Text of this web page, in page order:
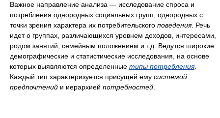
Важное направление анализа — исследование спроса и
потребления однородных социальных групп, однородных с
точки зрения характера их потребительского поведения. Речь
идет о группах, различающихся уровнем доходов, интересами,
родом занятий, семейным положением и т.д. Ведутся широкие
демографические и статистические исследования, на основе
которых выявляются определенные типы потребления.
Каждый тип характеризуется присущей ему системой
предпочтений и иерархией потребностей